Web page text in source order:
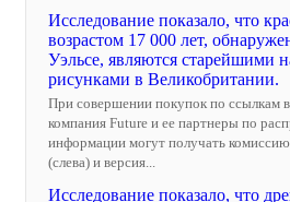
Исследование показало, что
возрастом 17 000 лет,
Уэльсе, являются старейшими
рисунками в Великобритании.
При совершении покупок по ссылкам
компания Future и ее партнеры по
информации могут получать
(слева) и версия...
Исследование показало, что